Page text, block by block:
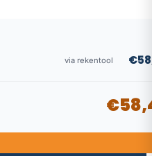
via rekentool